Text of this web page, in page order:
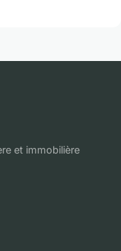
et immobilière